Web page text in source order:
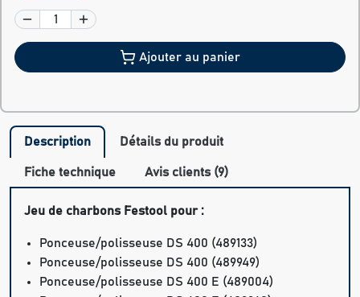
Ajouter au panier
Description Détails du produit
Fiche technique Avis clients (9)
Jeu de charbons Festool pour :
Ponceuse/polisseuse DS 400 (489133)
Ponceuse/polisseuse DS 400 (489949)
Ponceuse/polisseuse DS 400 E (489004)